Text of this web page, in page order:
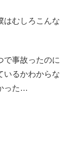
はむしろこんな
で事故ったのに
いるかわからな
った…